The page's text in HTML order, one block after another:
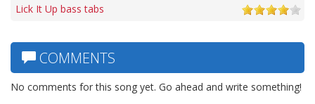
Lick It Up bass tabs
COMMENTS
No comments for this song yet. Go ahead and write something!